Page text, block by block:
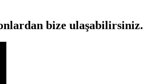
bize ulaşabilirsiniz.